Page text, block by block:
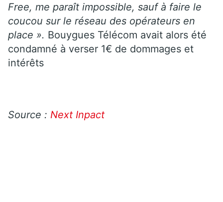
Free, me paraît impossible, sauf à faire le
coucou sur le réseau des opérateurs en
place ». Bouygues Télécom avait alors été
condamné à verser 1€ de dommages et
intérêts
Source : Next Inpact